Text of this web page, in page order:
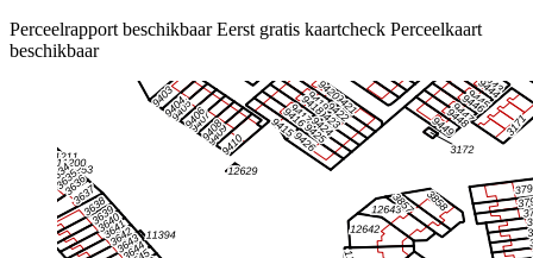
Perceelrapport beschikbaar Eerst gratis kaartcheck Perceelkaart
beschikbaar